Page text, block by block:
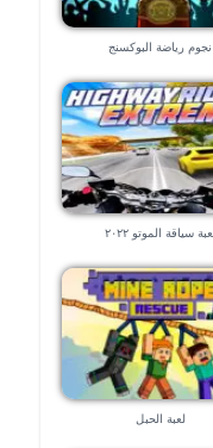
نجوم رياضة البوكسنج
سياقة الموتو ٢٠٢٢
لعبة الحبل